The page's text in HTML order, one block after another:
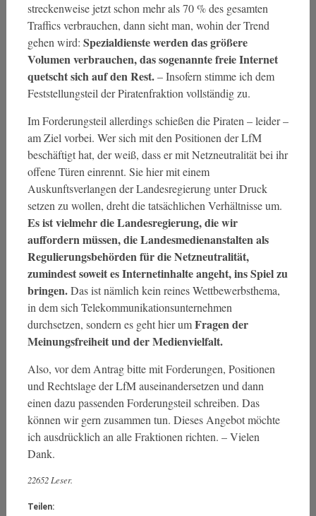
streckenweise jetzt schon mehr als 70 % des gesamten
Traffics verbrauchen, dann sieht man, wohin der Trend
gehen wird: Spezialdienste werden das größere
Volumen verbrauchen, das sogenannte freie Internet
quetscht sich auf den Rest.– Insofern stimme ich dem
Feststellungsteil der Piratenfraktion vollständig zu.
Im Forderungsteil allerdings schießen die Piraten – leider –
am Ziel vorbei. Wer sich mit den Positionen der LfM
beschäftigt hat, der weiß, dass er mit Netzneutralität bei ihr
offene Türen einrennt. Sie hier mit einem
Auskunftsverlangen der Landesregierung unter Druck
setzen zu wollen, dreht die tatsächlichen Verhältnisse um.
Es ist vielmehr die Landesregierung, die wir
auffordern müssen, die Landesmedienanstalten als
Regulierungsbehörden für die Netzneutralität,
zumindest soweit es Internetinhalte angeht, ins Spiel zu
bringen.Das ist nämlich kein reines Wettbewerbsthema,
in dem sich Telekommunikationsunternehmen
durchsetzen, sondern es geht hier umFragen der
Meinungsfreiheit und der Medienvielfalt.
Also, vor dem Antrag bitte mit Forderungen, Positionen
und Rechtslage der LfM auseinandersetzen und dann
einen dazu passenden Forderungsteil schreiben. Das
können wir gern zusammen tun. Dieses Angebot möchte
ich ausdrücklich an alle Fraktionen richten. – Vielen
Dank.
22652 Leser.
Teilen: